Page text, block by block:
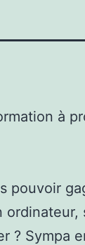
à
pouvoir
ordinateur,
? Sympa